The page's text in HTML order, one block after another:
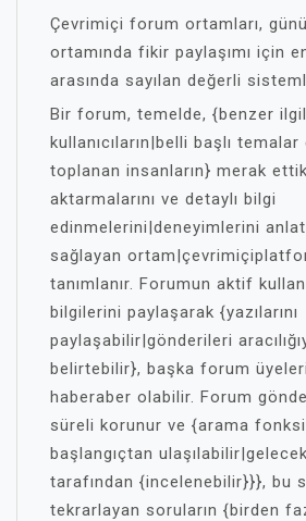
Çevrimiçi forum ortamları,
ortamında fikir paylaşımı için
arasında sayılan değerli
Bir forum, temelde, {benzer
kullanıcıların|belli başlı
toplanan insanların} merak
aktarmalarını ve detaylı bilgi
edinmelerini|deneyimlerini
sağlayan
tanımlanır. Forumun aktif
bilgilerini paylaşarak {yazılarını
paylaşabilir|gönderileri
belirtebilir}, başka forum
haberaber olabilir. Forum
süreli korunur ve {arama
başlangıçtan
tarafından {incelenebilir}}}, bu
tekrarlayan soruların {birden